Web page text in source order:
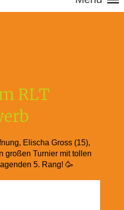
RLT
Elischa Gross (15),
großen Turnier mit tollen
5. Rang! 🥳